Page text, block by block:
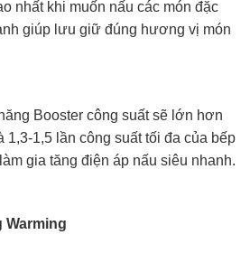
nhất khi muốn nấu các món đặc
giúp lưu giữ đúng hương vị món
Booster công suất sẽ lớn hơn
1,5 lần công suất tối đa của bếp
gia tăng điện áp nấu siêu nhanh.
Warming